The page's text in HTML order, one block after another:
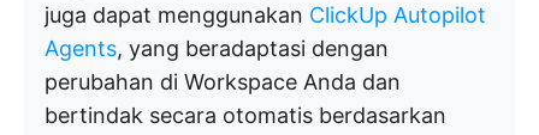
juga dapat menggunakan ClickUp Autopilot
Agents, yang beradaptasi dengan
perubahan di Workspace Anda dan
bertindak secara otomatis berdasarkan